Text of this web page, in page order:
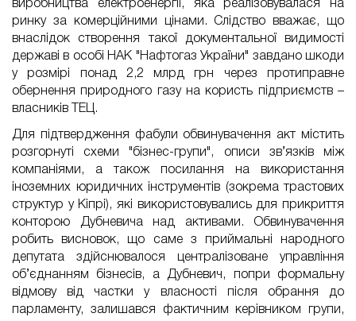
виробництва електроенергії, яка реалізовувалася на
ринку за комерційними цінами. Слідство вважає, що
внаслідок створення такої документальної видимості
державі в особі НАК "Нафтогаз України" завдано шкоди
у розмірі понад 2,2 млрд грн через протиправне
обернення природного газу на користь підприємств –
власників ТЕЦ.
Для підтвердження фабули обвинувачення акт містить
розгорнуті схеми "бізнес-групи", описи зв’язків між
компаніями, а також посилання на використання
іноземних юридичних інструментів (зокрема трастових
структур у Кіпрі), які використовувались для прикриття
конторою Дубневича над активами. Обвинувачення
робить висновок, що саме з приймальні народного
депутата здійснювалося централізоване управління
об’єднанням бізнесів, а Дубневич, попри формальну
відмову від частки у власності після обрання до
парламенту, залишався фактичним керівником групи,